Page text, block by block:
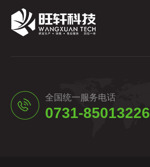
全国统一服务电话
0731-85013226